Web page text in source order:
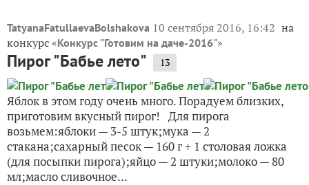
TatyanaFatullaevaBolshakova 10 сентября 2016, 16:42 на
конкурс «Конкурс "Готовим на даче-2016"»
Пирог "Бабье лето" 13
Яблок в этом году очень много. Порадуем близких,
приготовим вкусный пирог! Для пирога
возьмем:яблоки — 3-5 штук;мука — 2
стакана;сахарный песок — 160 г + 1 столовая ложка
(для посыпки пирога);яйцо — 2 штуки;молоко — 80
мл;масло сливочное...